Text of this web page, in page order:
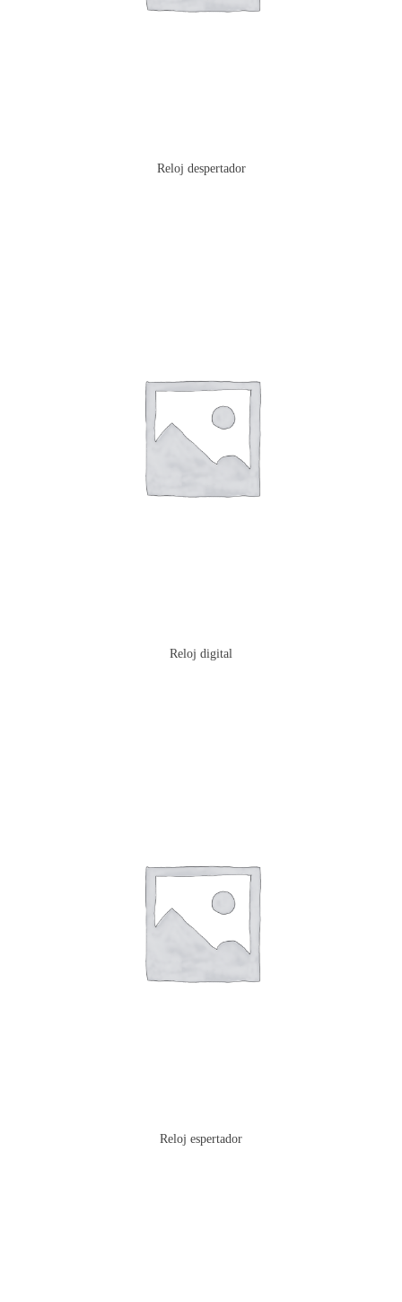
Reloj despertador
Reloj digital
Reloj espertador